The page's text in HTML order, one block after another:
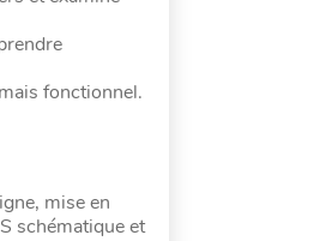
fonctionnel.
mise en
schématique et